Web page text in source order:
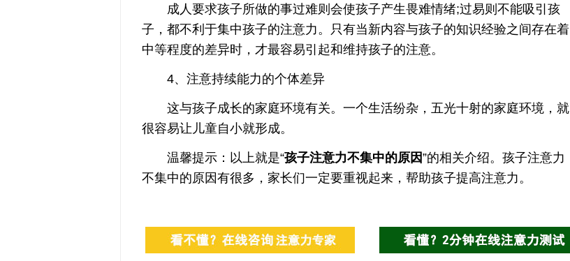
成人要求孩子所做的事过难则会使孩子产生畏难情绪;过易则不能吸引孩
子，都不利于集中孩子的注意力。只有当新内容与孩子的知识经验之间存在着
中等程度的差异时，才最容易引起和维持孩子的注意。
4、注意持续能力的个体差异
这与孩子成长的家庭环境有关。一个生活纷杂，五光十射的家庭环境，就
很容易让儿童自小就形成。
温馨提示：以上就是“孩子注意力不集中的原因”的相关介绍。孩子注意力
不集中的原因有很多，家长们一定要重视起来，帮助孩子提高注意力。